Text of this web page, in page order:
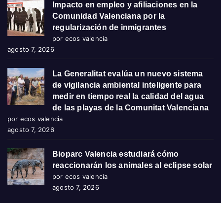
Impacto en empleo y afiliaciones en la
Comunidad Valenciana por la
regularización de inmigrantes
por ecos valencia
agosto 7, 2026
La Generalitat evalúa un nuevo sistema
de vigilancia ambiental inteligente para
medir en tiempo real la calidad del agua
de las playas de la Comunitat Valenciana
por ecos valencia
agosto 7, 2026
Bioparc Valencia estudiará cómo
reaccionarán los animales al eclipse solar
por ecos valencia
agosto 7, 2026